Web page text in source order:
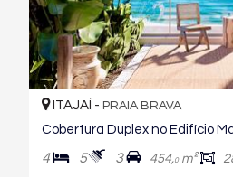
ITAJAÍ - PRAIA BRAVA
4 5 3 454,0m²